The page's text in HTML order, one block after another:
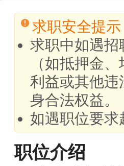
求职安全提示
求职中如遇招
（如抵押金
利益或其他违
身合法权益。
如遇职位要求
职位介绍